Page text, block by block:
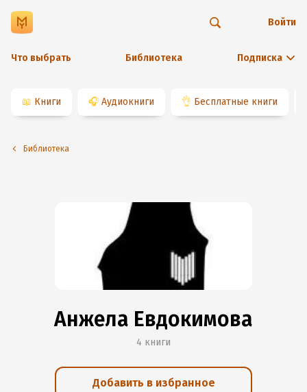
Что выбрать Библиотека Подписка
Войти
📖 Книги 🎧 Аудиокниги 👌 Бесплатные книги
Библиотека
Анжела Евдокимова
4 книги
Добавить в избранное